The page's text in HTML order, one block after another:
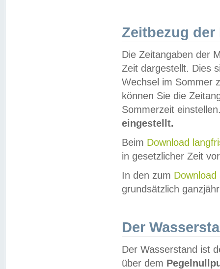
Zeitbezug der
Die Zeitangaben der
Zeit dargestellt. Dies
Wechsel im Sommer
können Sie die
Sommerzeit
eingestellt.
Beim Download
in gesetzlicher Zeit
In den zum Download
grundsätzlich
Der
Der Wasserstand ist
über dem